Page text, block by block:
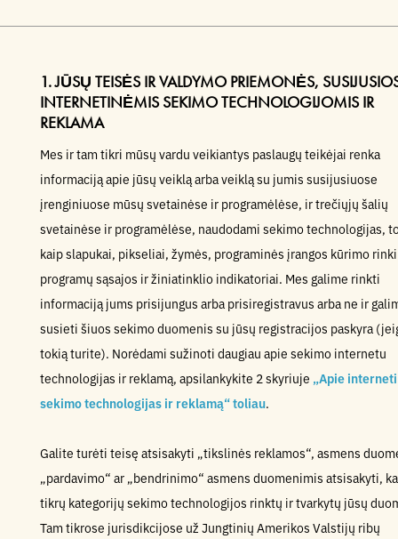
1. JŪSŲ TEISĖS IR VALDYMO PRIEMONĖS,
INTERNETINĖMIS SEKIMO TECHNOLOGIJOMIS IR
REKLAMA
Mes ir tam tikri mūsų vardu veikiantys paslaugų teikėjai renka
informaciją apie jūsų veiklą arba veiklą su jumis susijusiuose
įrenginiuose mūsų svetainėse ir programėlėse, ir trečiųjų šalių
svetainėse ir programėlėse, naudodami sekimo technologijas,
kaip slapukai, pikseliai, žymės, programinės įrangos kūrimo
programų sąsajos ir žiniatinklio indikatoriai. Mes galime rinkti
informaciją jums prisijungus arba prisiregistravus arba ne ir
susieti šiuos sekimo duomenis su jūsų registracijos paskyra
tokią turite). Norėdami sužinoti daugiau apie sekimo internetu
technologijas ir reklamą, apsilankykite 2 skyriuje „Apie
sekimo technologijas ir reklamą“ toliau.
Galite turėti teisę atsisakyti „tikslinės reklamos“, asmens
„pardavimo“ ar „bendrinimo“ asmens duomenimis atsisakyti,
tikrų kategorijų sekimo technologijos rinktų ir tvarkytų jūsų
Tam tikrose jurisdikcijose už Jungtinių Amerikos Valstijų ribų